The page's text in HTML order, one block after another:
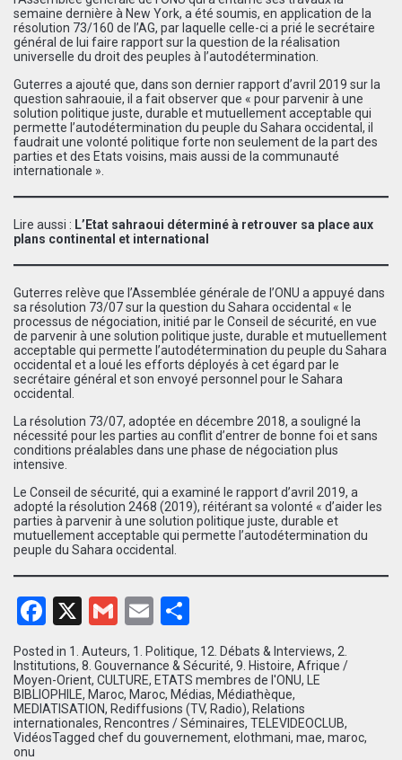
semaine dernière à New York, a été soumis, en application de la
résolution 73/160 de l’AG, par laquelle celle-ci a prié le secrétaire
général de lui faire rapport sur la question de la réalisation
universelle du droit des peuples à l’autodétermination.
Guterres a ajouté que, dans son dernier rapport d’avril 2019 sur la
question sahraouie, il a fait observer que « pour parvenir à une
solution politique juste, durable et mutuellement acceptable qui
permette l’autodétermination du peuple du Sahara occidental, il
faudrait une volonté politique forte non seulement de la part des
parties et des Etats voisins, mais aussi de la communauté
internationale ».
Lire aussi : L’Etat sahraoui déterminé à retrouver sa place aux
plans continental et international
Guterres relève que l’Assemblée générale de l’ONU a appuyé dans
sa résolution 73/07 sur la question du Sahara occidental « le
processus de négociation, initié par le Conseil de sécurité, en vue
de parvenir à une solution politique juste, durable et mutuellement
acceptable qui permette l’autodétermination du peuple du Sahara
occidental et a loué les efforts déployés à cet égard par le
secrétaire général et son envoyé personnel pour le Sahara
occidental.
La résolution 73/07, adoptée en décembre 2018, a souligné la
nécessité pour les parties au conflit d’entrer de bonne foi et sans
conditions préalables dans une phase de négociation plus
intensive.
Le Conseil de sécurité, qui a examiné le rapport d’avril 2019, a
adopté la résolution 2468 (2019), réitérant sa volonté « d’aider les
parties à parvenir à une solution politique juste, durable et
mutuellement acceptable qui permette l’autodétermination du
peuple du Sahara occidental.
Facebook
X Gmail
Email
Posted in 1. Auteurs, 1. Politique, 12. Débats & Interviews, 2.
Institutions, 8. Gouvernance & Sécurité, 9. Histoire, Afrique /
Moyen-Orient, CULTURE, ETATS membres de l'ONU,
LE
BIBLIOPHILE, Maroc, Maroc, Médias, Médiathèque,
MEDIATISATION, Rediffusions (TV, Radio), Relations
internationales, Rencontres / Séminaires, TELEVIDEOCLUB,
VidéosTagged chef du gouvernement, elothmani, mae, maroc,
onu